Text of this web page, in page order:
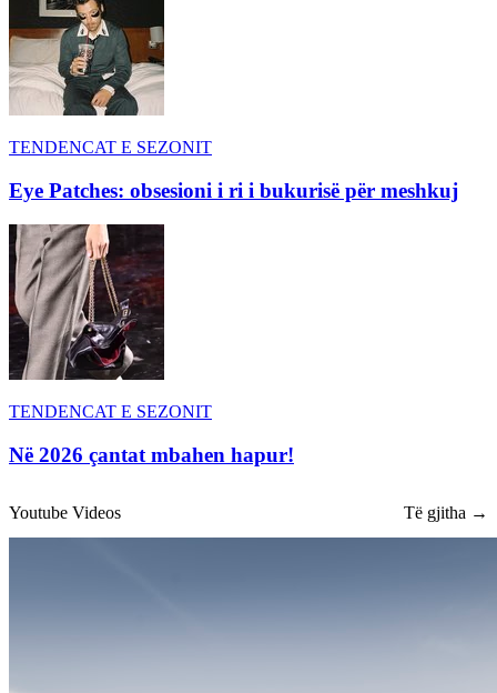
TENDENCAT E SEZONIT
Eye Patches: obsesioni i ri i bukurisë për meshkuj
TENDENCAT E SEZONIT
Në 2026 çantat mbahen hapur!
Youtube Videos Të gjitha →